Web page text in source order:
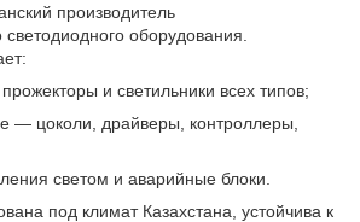
производитель
оборудования.
и светильники всех типов;
— цоколи, драйверы, контроллеры,
светом и аварийные блоки.
под климат Казахстана, устойчива к